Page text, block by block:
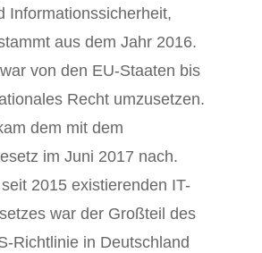
Informationssicherheit,
aus dem Jahr 2016.
von den EU-Staaten bis
Recht umzusetzen.
dem mit dem
im Juni 2017 nach.
2015 existierenden IT-
war der Großteil des
Richtlinie in Deutschland